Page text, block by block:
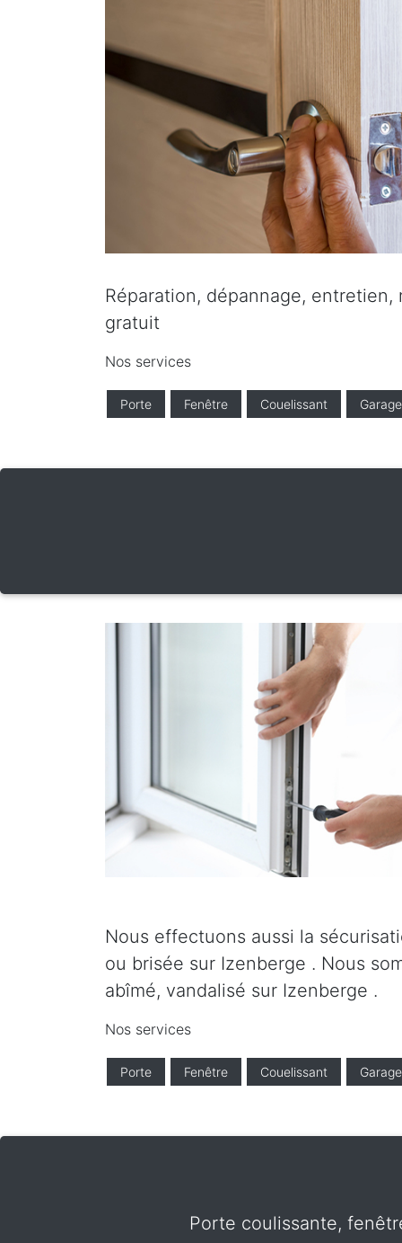
Réparation, dépannage,
gratuit
Nos services
Porte Fenêtre Couelissant Garage
Nous effectuons aussi la
ou brisée sur Izenberge . Nous
abîmé, vandalisé sur Izenberge .
Nos services
Porte Fenêtre Couelissant Garage
Porte coulissante,